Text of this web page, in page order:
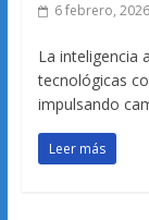
6 febrero, 2026
La inteligencia
tecnológicas
impulsando
Leer más